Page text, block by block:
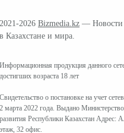
2021-2026 Bizmedia.kz — Новости
в Казахстане и мира.
Информационная продукция данного
достигших возраста 18 лет
Свидетельство о постановке на учет
2 марта 2022 года. Выдано
развития Республики Казахстан Адрес:
этаж, 32 офис.